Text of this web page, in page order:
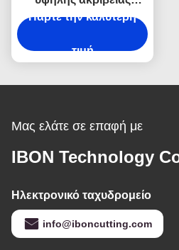
αυτοματοποιημένο
ακρίβεια ± 0,01 mm και
μορφότυπου για
Πάρτε την καλύτερη
τιμή
Μας ελάτε σε επαφή με
IBON Technology
Ηλεκτρονικό ταχυδρομείο
info@iboncutting.com